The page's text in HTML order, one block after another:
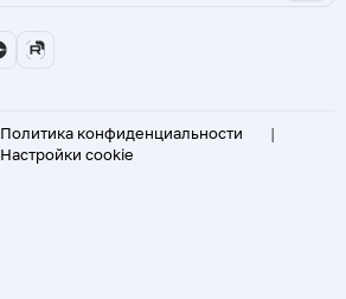
Политика конфиденциальности
|
Настройки cookie